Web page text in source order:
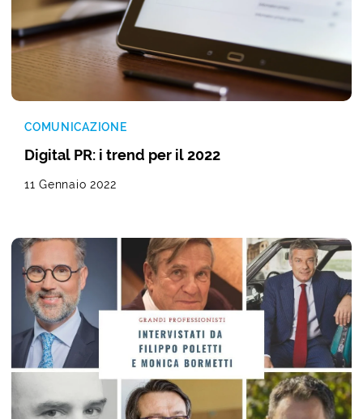
COMUNICAZIONE
Digital PR: i trend per il 2022
11 Gennaio 2022